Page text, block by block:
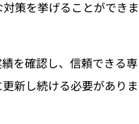
策を挙げることができま
を確認し、信頼できる専
新し続ける必要がありま